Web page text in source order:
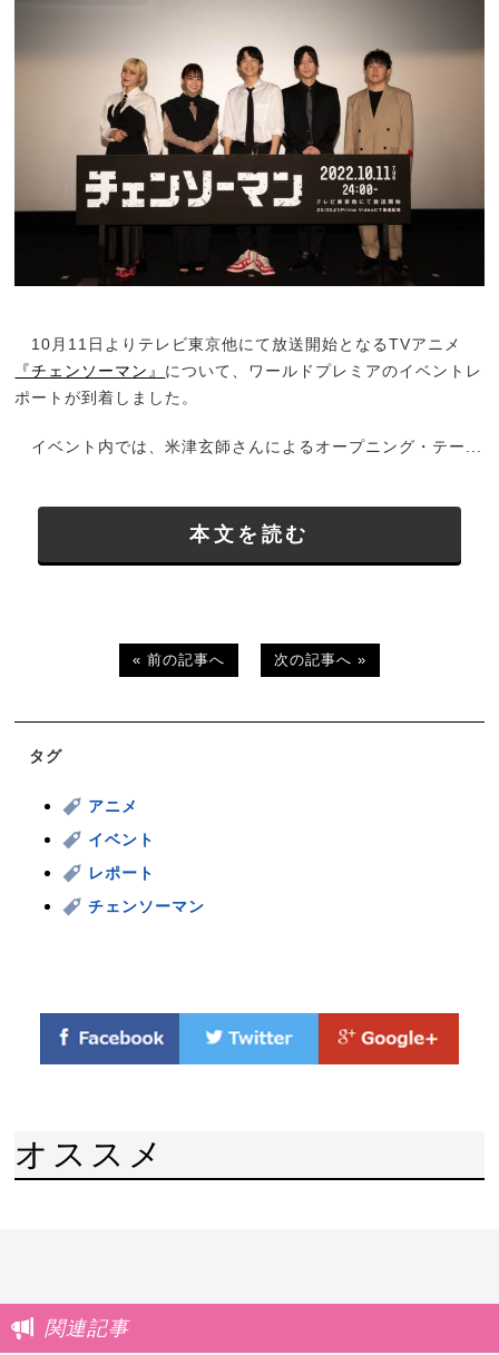
10月11日よりテレビ東京他にて放送開始となるTVアニメ
『チェンソーマン』 について、ワールドプレミアのイベントレ
ポートが到着しました。
イベント内では、米津玄師さんによるオープニング・テー...
本文を読む
« 前の記事へ 次の記事へ »
タグ
アニメ
イベント
レポート
チェンソーマン
オススメ
関連記事